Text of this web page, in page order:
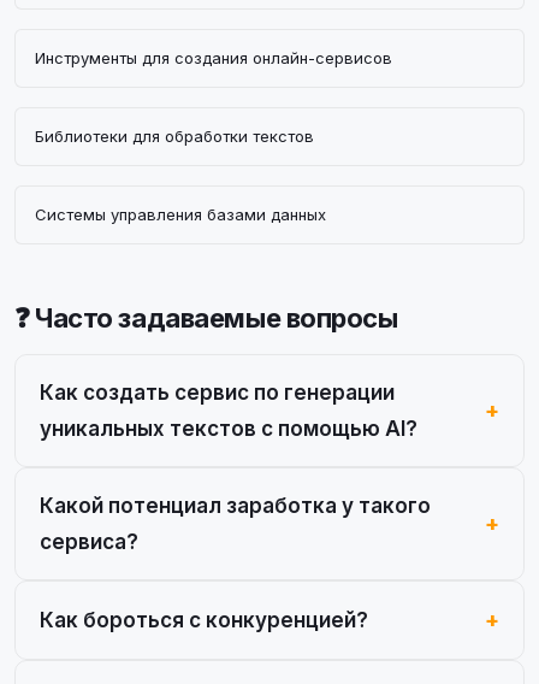
Инструменты для создания онлайн-сервисов
Библиотеки для обработки текстов
Системы управления базами данных
❓ Часто задаваемые вопросы
Как создать сервис по генерации
уникальных текстов с помощью AI?
Какой потенциал заработка у такого
сервиса?
Как бороться с конкуренцией?